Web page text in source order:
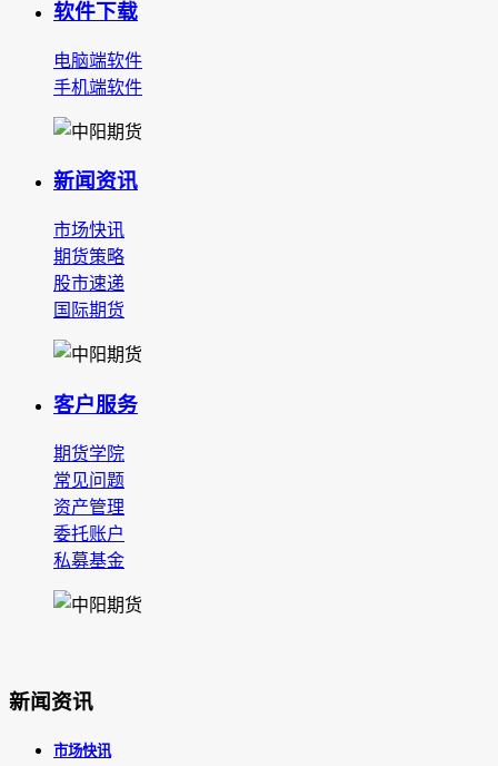
软件下载
电脑端软件
手机端软件
新闻资讯
市场快讯
期货策略
股市速递
国际期货
客户服务
期货学院
常见问题
资产管理
委托账户
私募基金
新闻资讯
市场快讯